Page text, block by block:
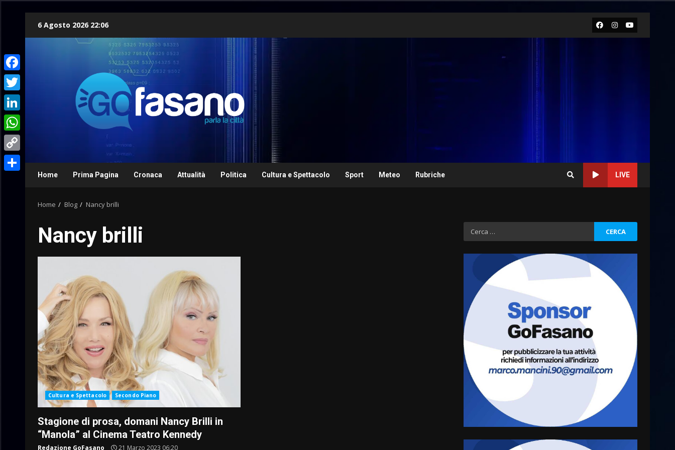
6 Agosto 2026 22:06 Facebook
Instagram
Youtube
Home Prima Pagina Cronaca Attualità Politica Cultura e Spettacolo Sport Meteo Rubriche LIVE
Home Blog Nancy brilli
Nancy brilli
Cultura e Spettacolo Secondo Piano
Stagione di prosa, domani Nancy Brilli in
“Manola” al Cinema Teatro Kennedy
Redazione GoFasano 21 Marzo 2023 06:20
Ricerca
per:
Grazia Neglia, coordinatrice
cittadina di Fratelli d’Italia,
pronta a tornare in Consiglio
comunale
6 Agosto 2026 08:00
4
Cura dei beni comuni e
cittadinanza attiva: online
l’avviso per la gestione
condivisa della Villetta di
5
La magia del Minareto e la
prima assoluta de “L’Albergo
Belvedere. Il rapimento”
6 Agosto 2026 06:15
Facebook
Twitter
LinkedIn
WhatsApp
Copy